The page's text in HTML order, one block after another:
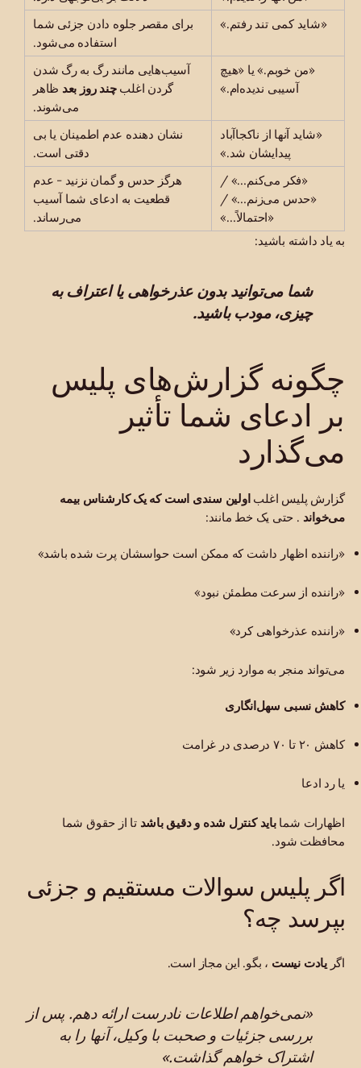
«شاید کمی تند رفتم.»
برای مقصر جلوه دادن جزئی شما
استفاده می‌شود.
«من خوبم.» یا «هیچ
آسیبی ندیده‌ام.»
آسیب‌هایی مانند رگ به رگ شدن
گردن اغلبچند روز بعد ظاهر
می‌شوند.
«شاید آنها از ناکجاآباد
پیدایشان شد.»
نشان دهنده عدم اطمینان یا بی
دقتی است.
«فکر می‌کنم…» /
«حدس می‌زنم…» /
«احتمالاً…»
هرگز حدس و گمان نزنید - عدم
قطعیت به ادعای شما آسیب
می‌رساند.
به یاد داشته باشید:
شما می‌توانید بدون عذرخواهی یا اعتراف به
چیزی، مودب باشید.
چگونه گزارش‌های پلیس
بر ادعای شما تأثیر
می‌گذارد
گزارش پلیس اغلباولین سندی است که یک کارشناس بیمه
می‌خواند . حتی یک خط مانند:
«راننده اظهار داشت که ممکن است حواسشان پرت شده باشد»
«راننده از سرعت مطمئن نبود»
«راننده عذرخواهی کرد»
می‌تواند منجر به موارد زیر شود:
کاهش نسبی سهل‌انگاری
کاهش ۲۰ تا ۷۰ درصدی در غرامت
یا رد ادعا
اظهارات شماباید کنترل شده و دقیق باشد تا از حقوق شما
محافظت شود.
اگر پلیس سوالات مستقیم و جزئی
بپرسد چه؟
اگریادت نیست ، بگو. این مجاز است.
«نمی‌خواهم اطلاعات نادرست ارائه دهم. پس از
بررسی جزئیات و صحبت با وکیل، آنها را به
اشتراک خواهم گذاشت.»